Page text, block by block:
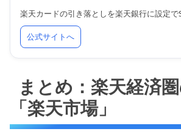
楽天カードの引き落としを楽天銀行に設定で
公式サイトへ
まとめ：楽天経済
「楽天市場」